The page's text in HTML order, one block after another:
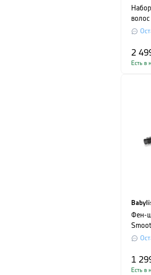
серый
2
Есть в
Фен-
1
Есть в